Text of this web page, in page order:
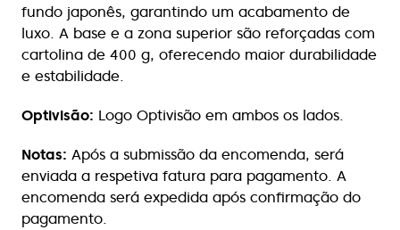
fundo japonês, garantindo um acabamento de
luxo. A base e a zona superior são reforçadas com
cartolina de 400 g, oferecendo maior durabilidade
e estabilidade.
Optivisão: Logo Optivisão em ambos os lados.
Notas: Após a submissão da encomenda, será
enviada a respetiva fatura para pagamento. A
encomenda será expedida após confirmação do
pagamento.